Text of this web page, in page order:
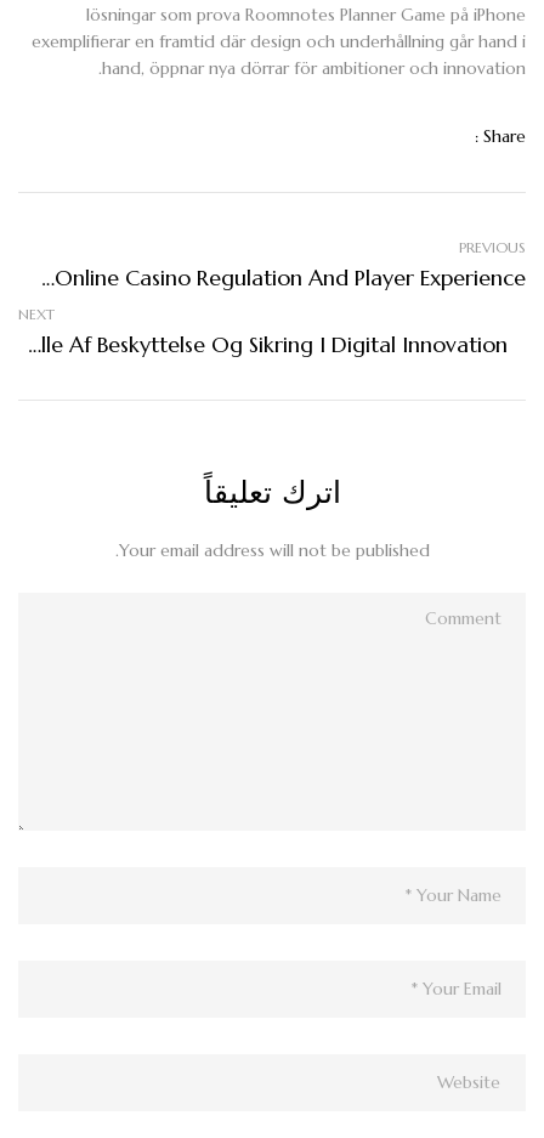
lösningar som prova Roomnotes Planner Game på iPhone
exemplifierar en framtid där design och underhållning går hand i
hand, öppnar nya dörrar för ambitioner och innovation.
Share :
PREVIOUS
Emerging Trends In Online Casino Regulation And Player Experience
NEXT
Den Fremtidige Rolle Af Beskyttelse Og Sikring I Digital Innovation
اترك تعليقاً
Your email address will not be published.